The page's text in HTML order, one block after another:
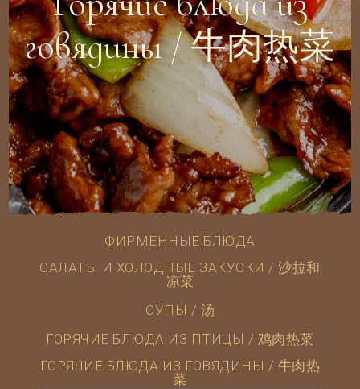
говядины / 牛肉热菜
ФИРМЕННЫЕ БЛЮДА
САЛАТЫ И ХОЛОДНЫЕ ЗАКУСКИ / 沙拉和
凉菜
СУПЫ / 汤
ГОРЯЧИЕ БЛЮДА ИЗ ПТИЦЫ / 鸡肉热菜
ГОРЯЧИЕ БЛЮДА ИЗ ГОВЯДИНЫ / 牛肉热
菜